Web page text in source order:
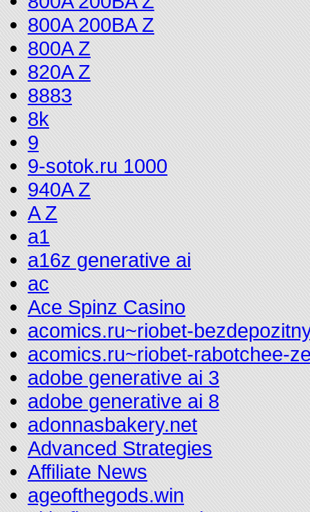
800A 200BA Z
800A Z
820A Z
8883
8k
9
9-sotok.ru 1000
940A Z
A Z
a1
a16z generative ai
ac
Ace Spinz Casino
acomics.ru~riobet-
acomics.ru~riobet-rabotchee-
adobe generative ai 3
adobe generative ai 8
adonnasbakery.net
Advanced Strategies
Affiliate News
ageofthegods.win